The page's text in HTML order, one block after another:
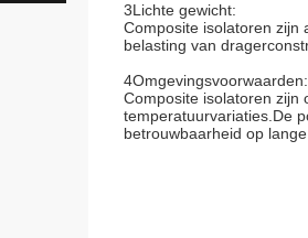
3Lichte gewicht:
Composite isolatoren zijn
belasting van
4Omgevingsvoorwaarden:
Composite isolatoren zijn
temperatuurvariaties.De
betrouwbaarheid op